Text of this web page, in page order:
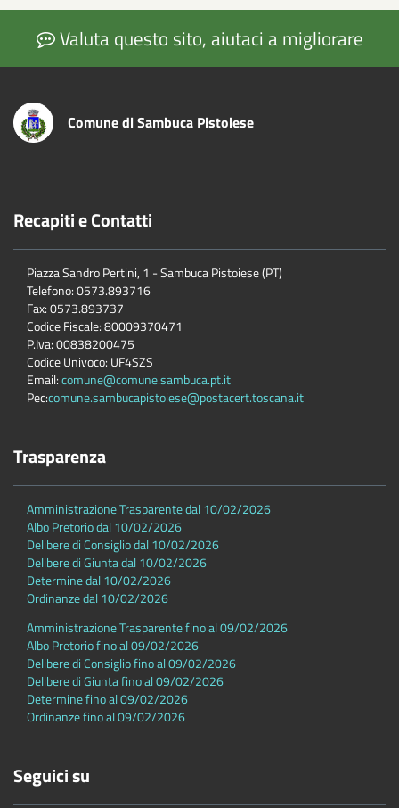
Valuta questo sito, aiutaci a migliorare
Comune di Sambuca Pistoiese
Recapiti e Contatti
Piazza Sandro Pertini, 1 - Sambuca Pistoiese (PT)
Telefono: 0573.893716
Fax: 0573.893737
Codice Fiscale: 80009370471
P.Iva: 00838200475
Codice Univoco: UF4SZS
Email:comune@comune.sambuca.pt.it
Pec:comune.sambucapistoiese@postacert.toscana.it
Trasparenza
Amministrazione Trasparente dal 10/02/2026
Albo Pretorio dal 10/02/2026
Delibere di Consiglio dal 10/02/2026
Delibere di Giunta dal 10/02/2026
Determine dal 10/02/2026
Ordinanze dal 10/02/2026
Amministrazione Trasparente fino al 09/02/2026
Albo Pretorio fino al 09/02/2026
Delibere di Consiglio fino al 09/02/2026
Delibere di Giunta fino al 09/02/2026
Determine fino al 09/02/2026
Ordinanze fino al 09/02/2026
Seguici su